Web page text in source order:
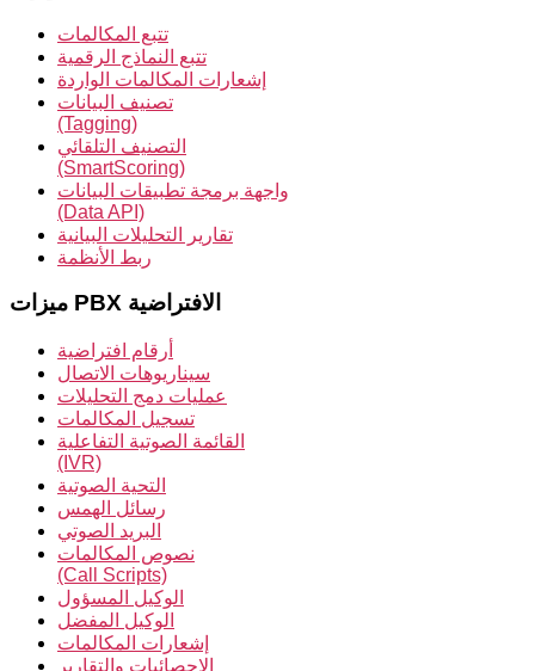
تتبع المكالمات
تتبع النماذج الرقمية
إشعارات المكالمات الواردة
تصنيف البيانات
(Tagging)
التصنيف التلقائي
(SmartScoring)
واجهة برمجة تطبيقات البيانات
(Data API)
تقارير التحليلات البيانية
ربط الأنظمة
ميزات PBX الافتراضية
أرقام افتراضية
سيناريوهات الاتصال
عمليات دمج التحليلات
تسجيل المكالمات
القائمة الصوتية التفاعلية
(IVR)
التحية الصوتية
رسائل الهمس
البريد الصوتي
نصوص المكالمات
(Call Scripts)
الوكيل المسؤول
الوكيل المفضل
إشعارات المكالمات
الإحصائيات والتقارير